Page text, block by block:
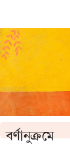
বর্ণানুক্রমে